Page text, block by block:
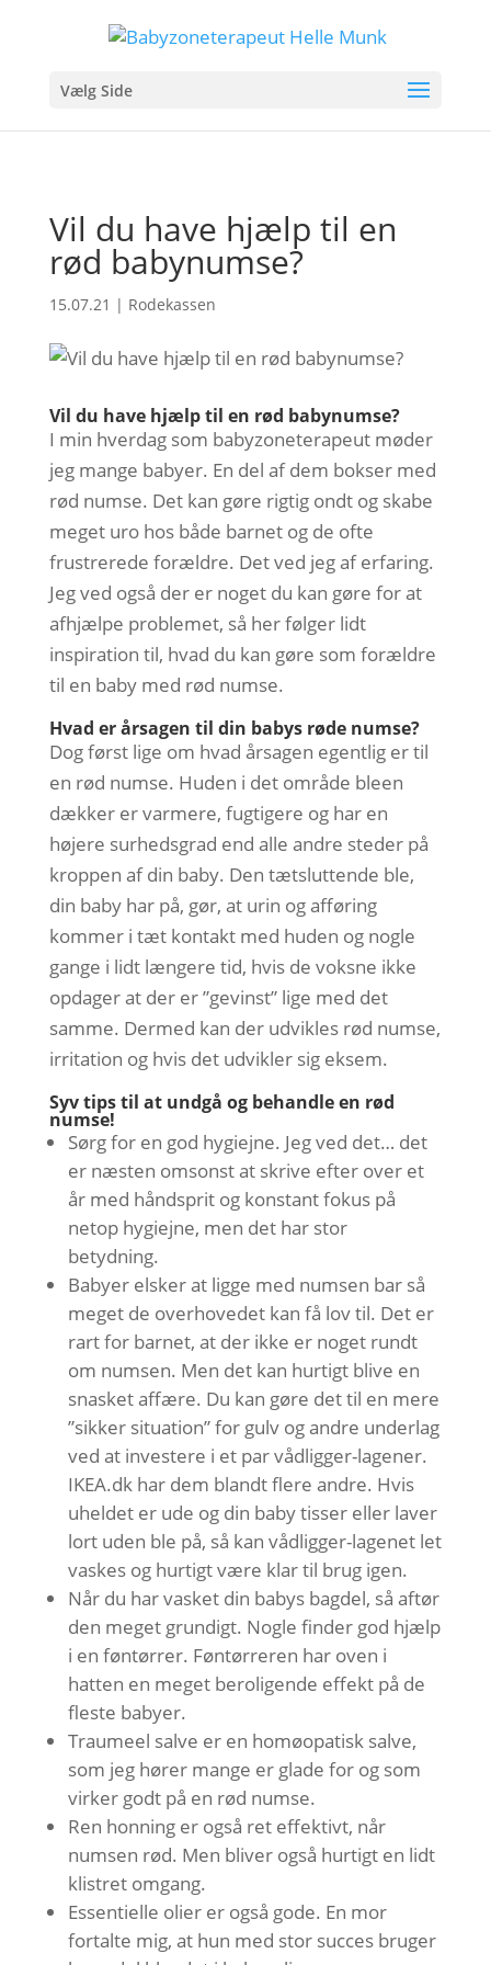
Vælg Side
Vil du have hjælp til en
rød babynumse?
15.07.21 | Rodekassen
Vil du have hjælp til en rød babynumse?
I min hverdag som babyzoneterapeut møder
jeg mange babyer. En del af dem bokser med
rød numse. Det kan gøre rigtig ondt og skabe
meget uro hos både barnet og de ofte
frustrerede forældre. Det ved jeg af erfaring.
Jeg ved også der er noget du kan gøre for at
afhjælpe problemet, så her følger lidt
inspiration til, hvad du kan gøre som forældre
til en baby med rød numse.
Hvad er årsagen til din babys røde numse?
Dog først lige om hvad årsagen egentlig er til
en rød numse. Huden i det område bleen
dækker er varmere, fugtigere og har en
højere surhedsgrad end alle andre steder på
kroppen af din baby. Den tætsluttende ble,
din baby har på, gør, at urin og afføring
kommer i tæt kontakt med huden og nogle
gange i lidt længere tid, hvis de voksne ikke
opdager at der er ”gevinst” lige med det
samme. Dermed kan der udvikles rød numse,
irritation og hvis det udvikler sig eksem.
Syv tips til at undgå og behandle en rød
numse!
Sørg for en god hygiejne. Jeg ved det… det
er næsten omsonst at skrive efter over et
år med håndsprit og konstant fokus på
netop hygiejne, men det har stor
betydning.
Babyer elsker at ligge med numsen bar så
meget de overhovedet kan få lov til. Det er
rart for barnet, at der ikke er noget rundt
om numsen. Men det kan hurtigt blive en
snasket affære. Du kan gøre det til en mere
”sikker situation” for gulv og andre underlag
ved at investere i et par vådligger-lagener.
IKEA.dk har dem blandt flere andre. Hvis
uheldet er ude og din baby tisser eller laver
lort uden ble på, så kan vådligger-lagenet let
vaskes og hurtigt være klar til brug igen.
Når du har vasket din babys bagdel, så aftør
den meget grundigt. Nogle finder god hjælp
i en føntørrer. Føntørreren har oven i
hatten en meget beroligende effekt på de
fleste babyer.
Traumeel salve er en homøopatisk salve,
som jeg hører mange er glade for og som
virker godt på en rød numse.
Ren honning er også ret effektivt, når
numsen rød. Men bliver også hurtigt en lidt
klistret omgang.
Essentielle olier er også gode. En mor
fortalte mig, at hun med stor succes bruger